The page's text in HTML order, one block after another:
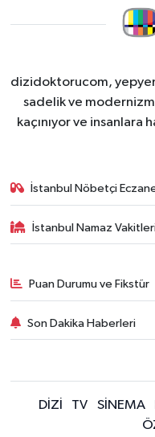
dizidoktorucom,
sadelik ve
kaçınıyor ve
İstanbul Nöbetçi
İstanbul Namaz
Puan Durumu ve Fikstür
Son Dakika Haberleri
DİZİ TV SİNEMA